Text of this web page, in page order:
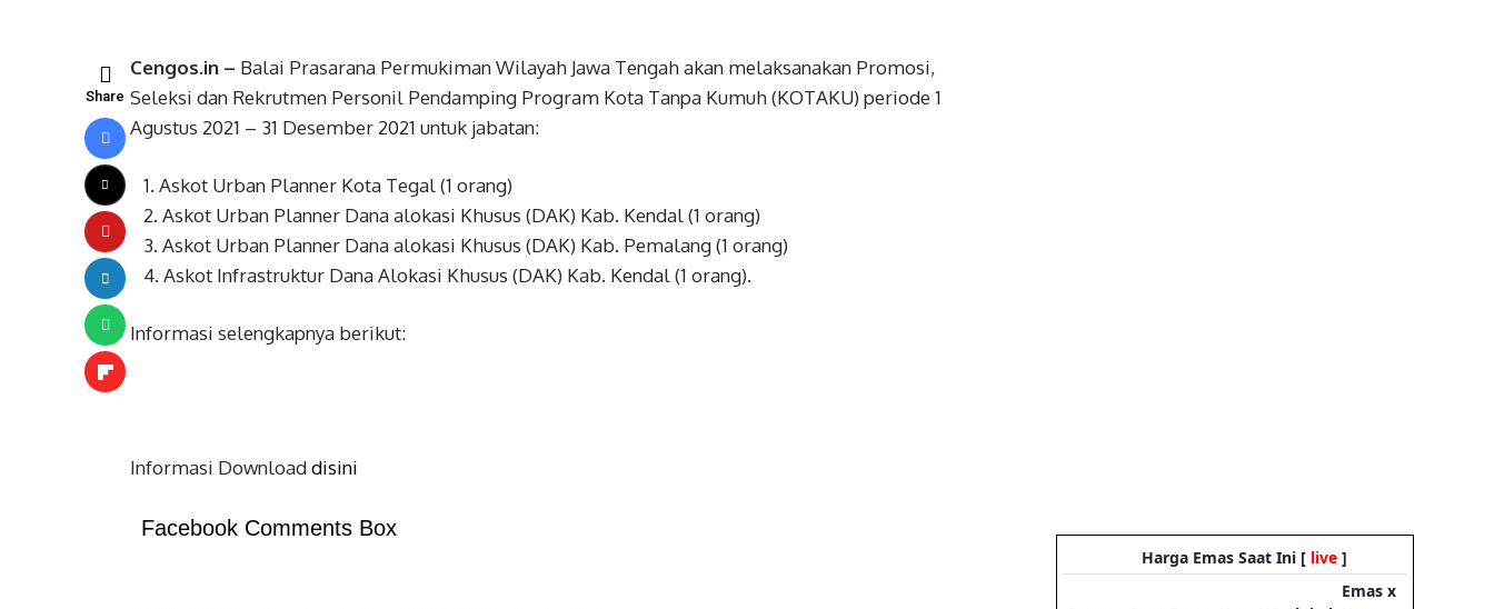
Share
Cengos.in – Balai Prasarana Permukiman Wilayah Jawa Tengah akan melaksanakan Promosi,
Seleksi dan Rekrutmen Personil Pendamping Program Kota Tanpa Kumuh (KOTAKU) periode 1
Agustus 2021 – 31 Desember 2021 untuk jabatan:
1. Askot Urban Planner Kota Tegal (1 orang)
2. Askot Urban Planner Dana alokasi Khusus (DAK) Kab. Kendal (1 orang)
3. Askot Urban Planner Dana alokasi Khusus (DAK) Kab. Pemalang (1 orang)
4. Askot Infrastruktur Dana Alokasi Khusus (DAK) Kab. Kendal (1 orang).
Informasi selengkapnya berikut:
Informasi Downloaddisini
Facebook Comments Box